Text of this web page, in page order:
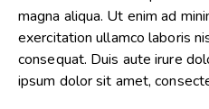
magna aliqua. Ut enim ad
exercitation ullamco laboris
consequat. Duis aute irure
ipsum dolor sit amet,